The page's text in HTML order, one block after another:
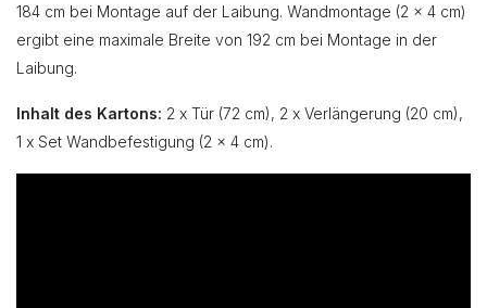
184 cm bei Montage auf der Laibung. Wandmontage (2 x 4 cm)
ergibt eine maximale Breite von 192 cm bei Montage in der
Laibung.
Inhalt des Kartons: 2 x Tür (72 cm), 2 x Verlängerung (20 cm),
1 x Set Wandbefestigung (2 x 4 cm).